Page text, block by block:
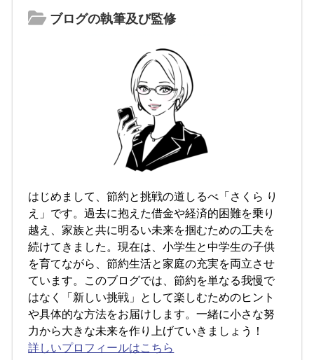
ブログの執筆及び監修
はじめまして、節約と挑戦の道しるべ「さくら り
え」です。過去に抱えた借金や経済的困難を乗り
越え、家族と共に明るい未来を掴むための工夫を
続けてきました。現在は、小学生と中学生の子供
を育てながら、節約生活と家庭の充実を両立させ
ています。このブログでは、節約を単なる我慢で
はなく「新しい挑戦」として楽しむためのヒント
や具体的な方法をお届けします。一緒に小さな努
力から大きな未来を作り上げていきましょう！
詳しいプロフィールはこちら